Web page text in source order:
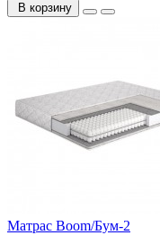
В корзину
Матрас Boom/Бум-2